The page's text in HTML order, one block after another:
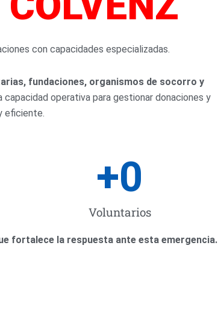
¿Perdiste Contacto con tus familiares
esta EMERGENCIA
con capacidades especializadas.
fundaciones, organismos de socorro y
operativa para gestionar donaciones y
eficiente.
Voluntarios
+0
fortalece la respuesta ante esta emergencia.